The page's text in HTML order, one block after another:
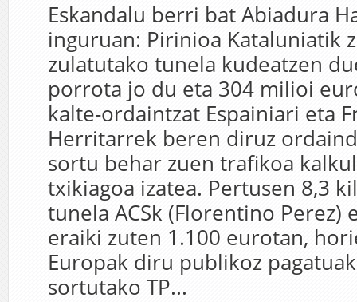
Eskandalu berri bat Abiadura
inguruan: Pirinioa Kataluniatik
zulatutako tunela kudeatzen
porrota jo du eta 304 milioi
kalte-ordaintzat Espainiari eta
Herritarrek beren diruz
sortu behar zuen trafikoa
txikiagoa izatea. Pertusen 8,3
tunela ACSk (Florentino Perez)
eraiki zuten 1.100 eurotan,
Europak diru publikoz
sortutako TP...